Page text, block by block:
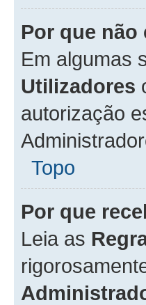
Por que
Em algumas
Utilizadores
autorização
Topo
Por que
Leia as